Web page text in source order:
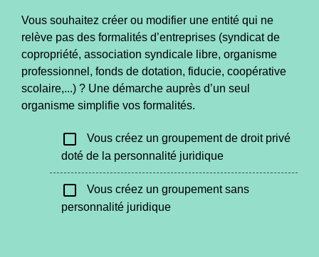
Vous souhaitez créer ou modifier une entité qui ne
relève pas des formalités d’entreprises (syndicat de
copropriété, association syndicale libre, organisme
professionnel, fonds de dotation, fiducie, coopérative
scolaire,...) ? Une démarche auprès d’un seul
organisme simplifie vos formalités.
check_box_outline_blank
Vous créez un groupement de droit privé
doté de la personnalité juridique
check_box_outline_blank
Vous créez un groupement sans
personnalité juridique